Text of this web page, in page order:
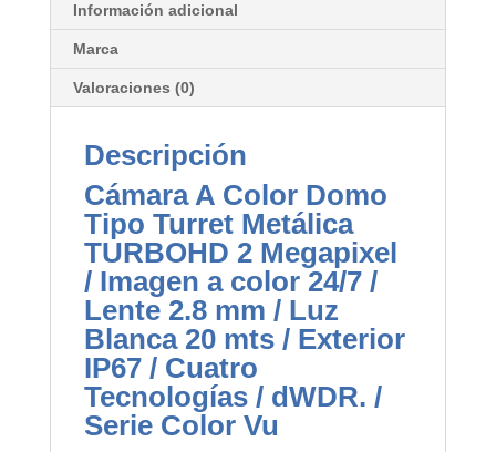
Información adicional
Marca
Valoraciones (0)
Descripción
Cámara A Color Domo
Tipo Turret Metálica
TURBOHD 2 Megapixel
/ Imagen a color 24/7 /
Lente 2.8 mm / Luz
Blanca 20 mts / Exterior
IP67 / Cuatro
Tecnologías / dWDR. /
Serie Color Vu